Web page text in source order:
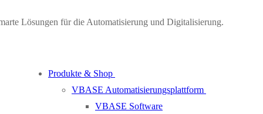
Lösungen für die Automatisierung und Digitalisierung.
Produkte & Shop
VBASE Automatisierungsplattform
VBASE Software